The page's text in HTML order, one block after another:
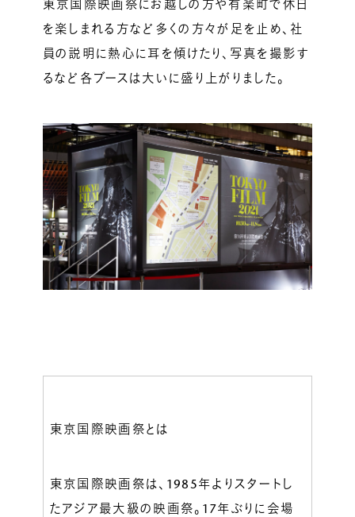
東京国際映画祭にお越しの方や有楽町で休日
を楽しまれる方など多くの方々が足を止め、社
員の説明に熱心に耳を傾けたり、写真を撮影す
るなど各ブースは大いに盛り上がりました。
東京国際映画祭とは
東京国際映画祭は、1985年よりスタートし
たアジア最大級の映画祭。17年ぶりに会場